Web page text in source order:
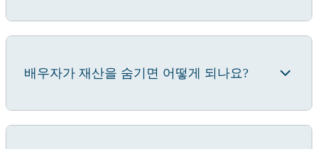
배우자가 재산을 숨기면 어떻게 되나요?